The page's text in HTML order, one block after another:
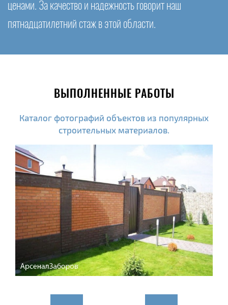
ценами. За качество и надежность говорит наш
пятнадцатилетний стаж в этой области.
ВЫПОЛНЕННЫЕ РАБОТЫ
Каталог фотографий объектов из популярных
строительных материалов.